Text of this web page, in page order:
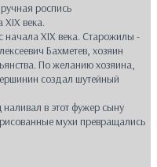
роспись
века.
XIX века. Старожилы -
Бахметев, хозяин
По желанию хозяина,
создал шутейный
в этот фужер сыну
мухи превращались